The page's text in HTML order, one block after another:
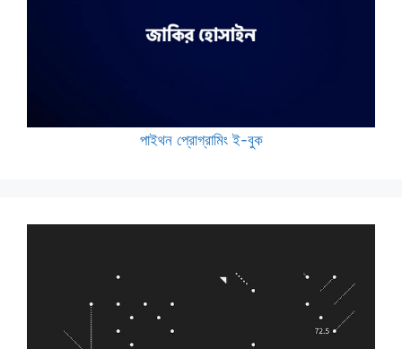
পাইথন প্রোগ্রামিং ই-বুক